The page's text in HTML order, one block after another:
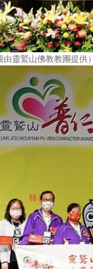
靈鷲山佛教教團提供